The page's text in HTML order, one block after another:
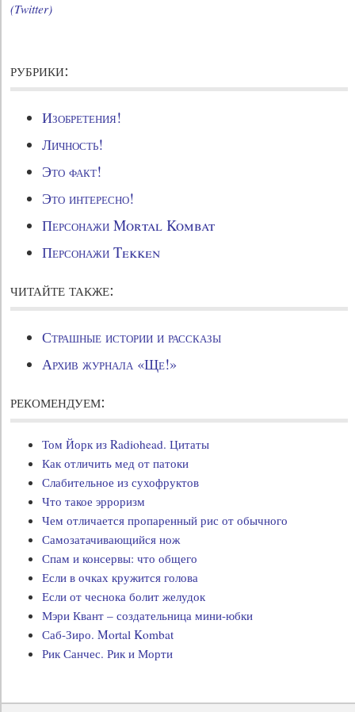
(Twitter)
рубрики:
Изобретения!
Личность!
Это факт!
Это интересно!
Персонажи Mortal Kombat
Персонажи Tekken
читайте также:
Страшные истории и рассказы
Архив журнала «Ще!»
рекомендуем:
Том Йорк из Radiohead. Цитаты
Как отличить мед от патоки
Слабительное из сухофруктов
Что такое эрроризм
Чем отличается пропаренный рис от обычного
Самозатачивающийся нож
Спам и консервы: что общего
Если в очках кружится голова
Если от чеснока болит желудок
Мэри Квант – создательница мини-юбки
Саб-Зиро. Mortal Kombat
Рик Санчес. Рик и Морти